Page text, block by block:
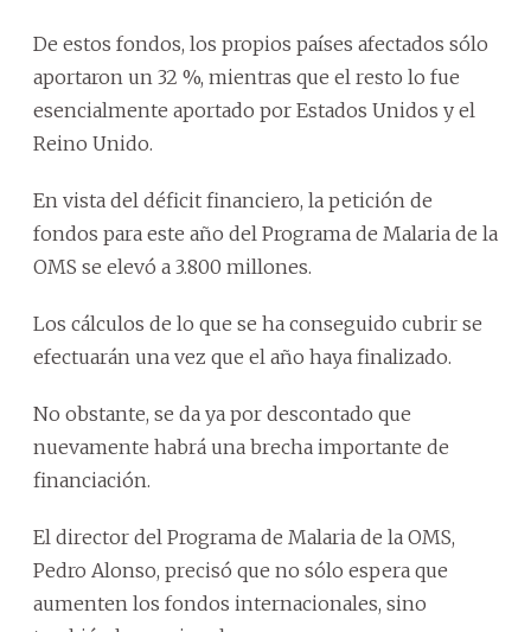
De estos fondos, los propios países afectados sólo
aportaron un 32 %, mientras que el resto lo fue
esencialmente aportado por Estados Unidos y el
Reino Unido.
En vista del déficit financiero, la petición de
fondos para este año del Programa de Malaria de la
OMS se elevó a 3.800 millones.
Los cálculos de lo que se ha conseguido cubrir se
efectuarán una vez que el año haya finalizado.
No obstante, se da ya por descontado que
nuevamente habrá una brecha importante de
financiación.
El director del Programa de Malaria de la OMS,
Pedro Alonso, precisó que no sólo espera que
aumenten los fondos internacionales, sino